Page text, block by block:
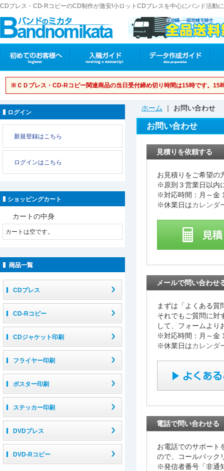
CDプレス・CD-RコピーのCD制作が激安!小ロットCDプレスを中心にバンド活動
※ＣＤプレス・CD-Rコピー関連商品の当日受付締め切り時間は15時です。15
ログイン
新規登録はこちら
ログインはこちら
ショッピングカート
カートの中身
カートは空です。
CDプレス
CD-Rコピー
CDジャケット印刷
フライヤー印刷
ポスター印刷
ステッカー印刷
DVDプレス
DVD-Rコピー
ホーム ｜ お問い合わせ
お問い合わせ
見積りを依頼する
お見積りをご希望の
※原則３営業日以内
※対応時間：月～金
※休業日はカレンダ
メールで問い合わせ
まずは「よくある質
それでもご質問に対
して、フォームより
※対応時間：月～金
※休業日はカレンダ
電話で問い合わせる
お電話でのサポート
ので、コールバック
※発信者番号「非通